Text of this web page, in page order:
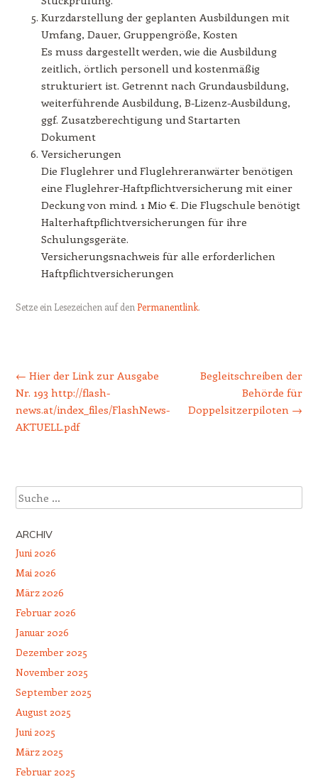
Kurzdarstellung der geplanten Ausbildungen mit
Umfang, Dauer, Gruppengröße, Kosten
Es muss dargestellt werden, wie die Ausbildung
zeitlich, örtlich personell und kostenmäßig
strukturiert ist. Getrennt nach Grundausbildung,
weiterführende Ausbildung, B-Lizenz-Ausbildung,
ggf. Zusatzberechtigung und Startarten
Dokument
Versicherungen
Die Fluglehrer und Fluglehreranwärter benötigen
eine Fluglehrer-Haftpflichtversicherung mit einer
Deckung von mind. 1 Mio €. Die Flugschule benötigt
Halterhaftpflichtversicherungen für ihre
Schulungsgeräte.
Versicherungsnachweis für alle erforderlichen
Haftpflichtversicherungen
Setze ein Lesezeichen auf den Permanentlink.
← Hier der Link zur Ausgabe
Nr. 193 http://flash-
news.at/index_files/FlashNews-
AKTUELL.pdf
Begleitschreiben der
Behörde für
Doppelsitzerpiloten →
Suche
ARCHIV
Juni 2026
Mai 2026
März 2026
Februar 2026
Januar 2026
Dezember 2025
November 2025
September 2025
August 2025
Juni 2025
März 2025
Februar 2025